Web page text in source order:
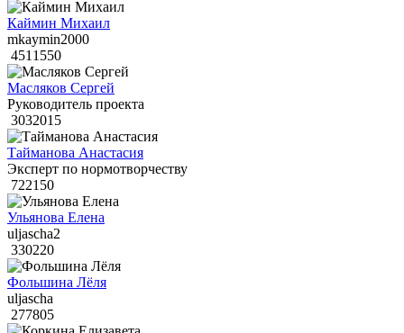
Каймин Михаил
mkaymin2000
4511550
Масляков Сергей
Руководитель проекта
3032015
Тайманова Анастасия
Эксперт по нормотворчеству
722150
Ульянова Елена
uljascha2
330220
Фольшина Лёля
uljascha
277805